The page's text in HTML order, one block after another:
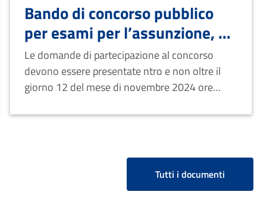
Bando di concorso pubblico
per esami per l’assunzione, a
tempo indeterminato e full-
time di N. 1 unità
appartenente all’Area degli
istruttori. - Area Polizia
Le domande di partecipazione al concorso
devono essere presentate ntro e non oltre il
giorno 12 del mese di novembre 2024 ore
Tutti i documenti